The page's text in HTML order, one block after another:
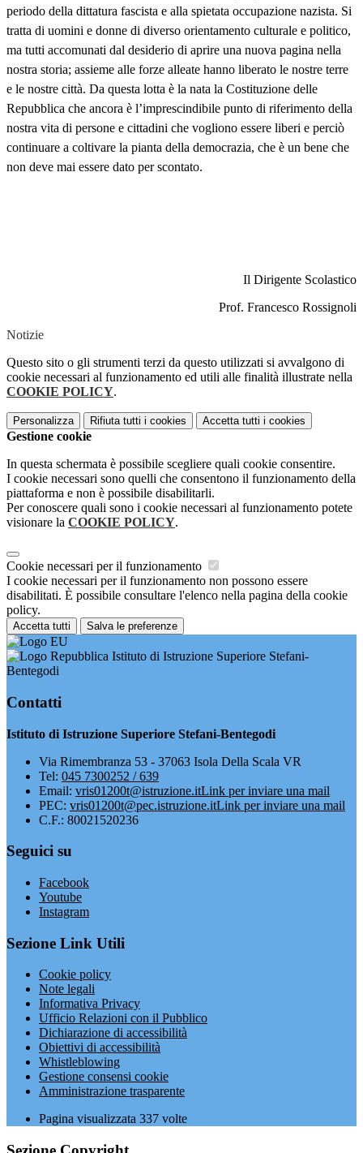
periodo della dittatura fascista e alla spietata occupazione nazista. Si
tratta di uomini e donne di diverso orientamento culturale e politico,
ma tutti accomunati dal desiderio di aprire una nuova pagina nella
nostra storia; assieme alle forze alleate hanno liberato le nostre terre
e le nostre città. Da questa lotta è la nata la Costituzione delle
Repubblica che ancora è l’imprescindibile punto di riferimento della
nostra vita di persone e cittadini che vogliono essere liberi e perciò
continuare a coltivare la pianta della democrazia, che è un bene che
non deve mai essere dato per scontato.
Il Dirigente Scolastico
Prof. Francesco Rossignoli
Notizie
Questo sito o gli strumenti terzi da questo utilizzati si avvalgono di
cookie necessari al funzionamento ed utili alle finalità illustrate nella
COOKIE POLICY.
Personalizza Rifiuta tutti i cookies Accetta tutti i cookies
Gestione cookie
In questa schermata è possibile scegliere quali cookie consentire.
I cookie necessari sono quelli che consentono il funzionamento della
piattaforma e non è possibile disabilitarli.
Per conoscere quali sono i cookie necessari al funzionamento potete
visionare la COOKIE POLICY.
Cookie necessari per il funzionamento
I cookie necessari per il funzionamento non possono essere
disabilitati. È possibile consultare l'elenco nella pagina della cookie
policy.
Accetta tutti Salva le preferenze
Istituto di Istruzione Superiore Stefani-
Bentegodi
Contatti
Istituto di Istruzione Superiore Stefani-Bentegodi
Via Rimembranza 53 - 37063 Isola Della Scala VR
Tel: 045 7300252 / 639
Email: vris01200t@istruzione.itLink per inviare una mail
PEC: vris01200t@pec.istruzione.itLink per inviare una mail
C.F.: 80021520236
Seguici su
Facebook
Youtube
Instagram
Sezione Link Utili
Cookie policy
Note legali
Informativa Privacy
Ufficio Relazioni con il Pubblico
Dichiarazione di accessibilità
Obiettivi di accessibilità
Whistleblowing
Gestione consensi cookie
Amministrazione trasparente
Pagina visualizzata 337 volte